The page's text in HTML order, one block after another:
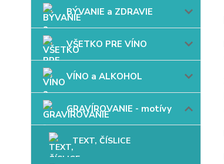
BÝVANIE a ZDRAVIE
VŠETKO PRE VÍNO
VÍNO a ALKOHOL
GRAVÍROVANIE - motívy
TEXT, ČÍSLICE